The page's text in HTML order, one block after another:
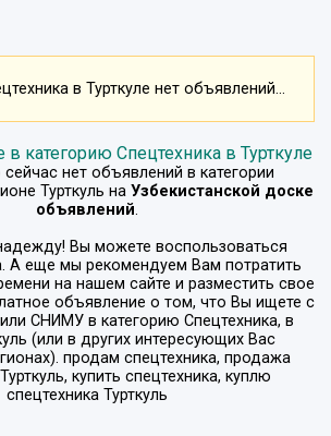
в Турткуле нет объявлений...
категорию Спецтехника в Турткуле
нет объявлений в категории
Турткуль на Узбекистанской доске
объявлений.
Вы можете воспользоваться
А еще мы рекомендуем Вам потратить
на нашем сайте и разместить свое
объявление о том, что Вы ищете с
СНИМУв категорию Спецтехника, в
(или в других интересующих Вас
продам спецтехника, продажа
купить спецтехника, куплю
спецтехника Турткуль